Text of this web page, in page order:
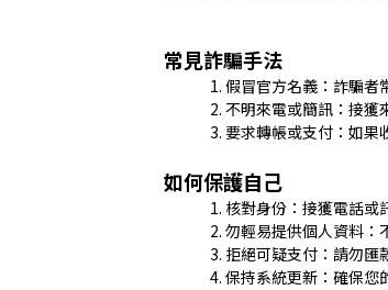
常見詐騙手法
假冒官方名義：詐騙者
不明來電或簡訊：接獲
要求轉帳或支付：如果
如何保護自己
核對身份：接獲電話或
勿輕易提供個人資料：
拒絕可疑支付：請勿匯
保持系統更新：確保您